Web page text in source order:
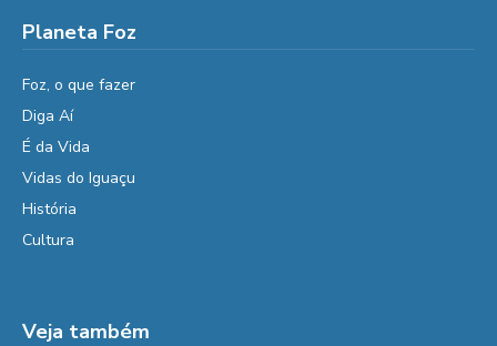
Planeta Foz
Foz, o que fazer
Diga Aí
É da Vida
Vidas do Iguaçu
História
Cultura
Veja também